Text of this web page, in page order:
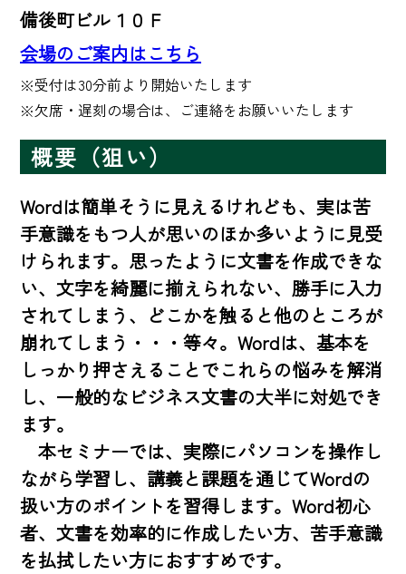
備後町ビル１０Ｆ
会場のご案内はこちら
※受付は30分前より開始いたします
※欠席・遅刻の場合は、ご連絡をお願いいたします
概要（狙い）
Wordは簡単そうに見えるけれども、実は苦
手意識をもつ人が思いのほか多いように見受
けられます。思ったように文書を作成できな
い、文字を綺麗に揃えられない、勝手に入力
されてしまう、どこかを触ると他のところが
崩れてしまう・・・等々。Wordは、基本を
しっかり押さえることでこれらの悩みを解消
し、一般的なビジネス文書の大半に対処でき
ます。
本セミナーでは、実際にパソコンを操作し
ながら学習し、講義と課題を通じてWordの
扱い方のポイントを習得します。Word初心
者、文書を効率的に作成したい方、苦手意識
を払拭したい方におすすめです。